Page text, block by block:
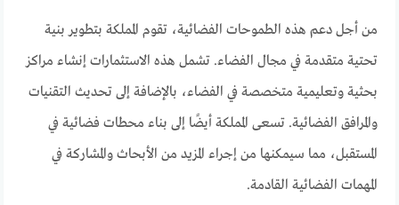
من أجل دعم هذه الطموحات الفضائية، تقوم المملكة بتطوير بنية
تحتية متقدمة في مجال الفضاء. تشمل هذه الاستثمارات إنشاء مراكز
بحثية وتعليمية متخصصة في الفضاء، بالإضافة إلى تحديث التقنيات
والمرافق الفضائية. تسعى المملكة أيضًا إلى بناء محطات فضائية في
المستقبل، مما سيمكنها من إجراء المزيد من الأبحاث والمشاركة في
المهمات الفضائية القادمة.